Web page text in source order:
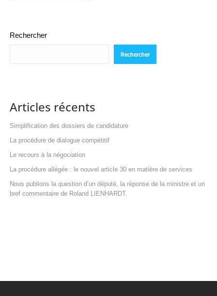
Rechercher
Rechercher
Articles récents
Simplification des dossiers de candidature
La procédure de dialogue compétitif
Le recours à la négociation
La procédure allégée : le nouvel article 30 en matière de services
Nous publions la question d’un député, la réponse de la ministre et un
bref commentaire de Roland LIENHARDT.